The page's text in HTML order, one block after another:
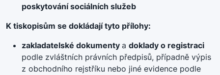
poskytování sociálních služeb
K tiskopisům se dokládají tyto přílohy:
zakladatelské dokumenty a doklady o registraci
podle zvláštních právních předpisů, případně výpis
z obchodního rejstříku nebo jiné evidence podle